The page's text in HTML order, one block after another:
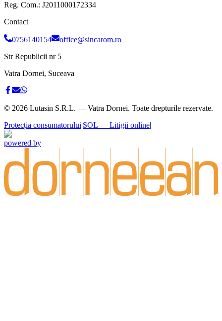
Reg. Com.: J2011000172334
Contact
0756140154
office@sincarom.ro
Str Republicii nr 5
Vatra Dornei, Suceava
© 2026 Lutasin S.R.L. — Vatra Dornei. Toate drepturile rezervate.
Protecția consumatorului|SOL — Litigii online|
powered by